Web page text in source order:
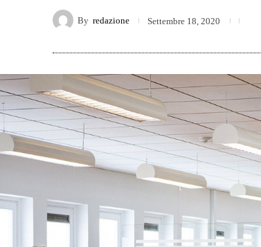
By redazione Settembre 18, 2020